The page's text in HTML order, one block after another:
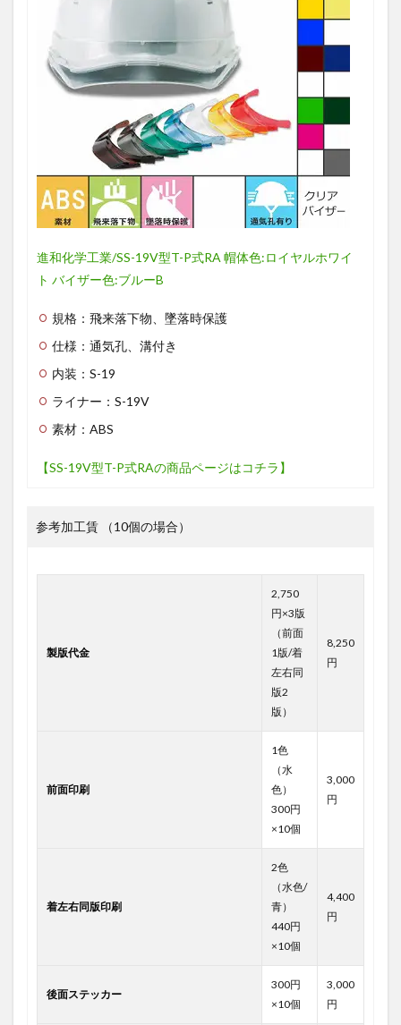
進和化学工業/SS-19V型T-P式RA 帽体色:ロイヤルホワイ
ト バイザー色:ブルーB
規格：飛来落下物、墜落時保護
仕様：通気孔、溝付き
内装：S-19
ライナー：S-19V
素材：ABS
【SS-19V型T-P式RAの商品ページはコチラ】
参考加工賃 （10個の場合）
製版代金
2,750
円×3版
（前面
1版/着
左右同
版2
版）
8,250
円
前面印刷
1色
（水
色）
300円
×10個
3,000
円
着左右同版印刷
2色
（水色/
青）
440円
×10個
4,400
円
後面ステッカー
300円
×10個
3,000
円